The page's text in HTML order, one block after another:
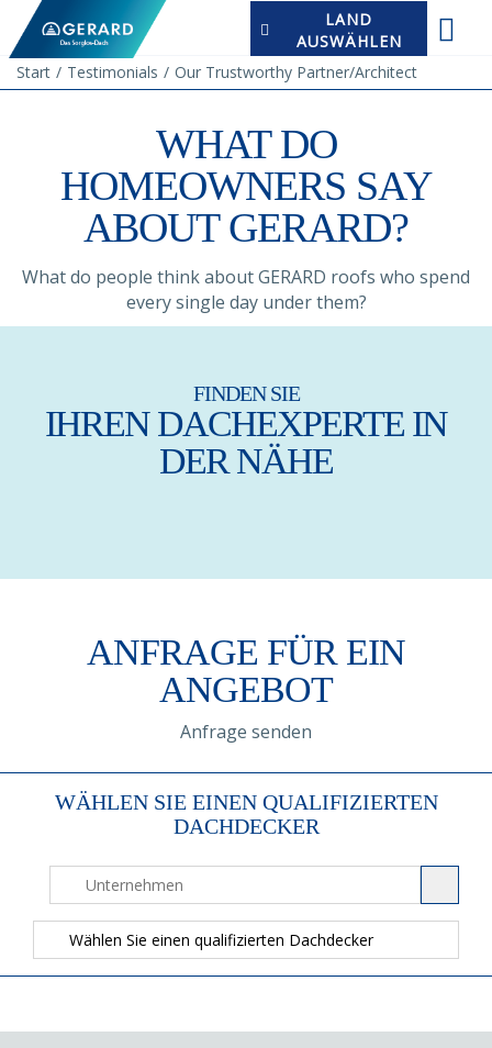
LAND
AUSWÄHLEN
Start
Testimonials Our Trustworthy Partner/architect
WHAT DO
HOMEOWNERS SAY
ABOUT GERARD?
What do people think about GERARD roofs who spend
every single day under them?
FINDEN SIE
IHREN DACHEXPERTE IN
DER NÄHE
ANFRAGE FÜR EIN
ANGEBOT
Anfrage senden
WÄHLEN SIE EINEN QUALIFIZIERTEN
DACHDECKER